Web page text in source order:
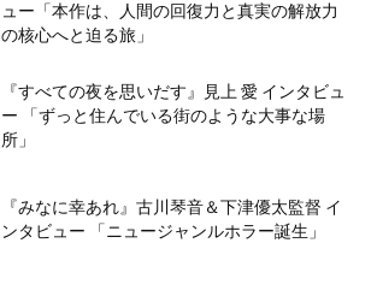
ュー「本作は、人間の回復力と真実の解放力
の核心へと迫る旅」
『すべての夜を思いだす』見上 愛 インタビュ
ー 「ずっと住んでいる街のような大事な場
所」
『みなに幸あれ』古川琴音＆下津優太監督 イ
ンタビュー 「ニュージャンルホラー誕生」